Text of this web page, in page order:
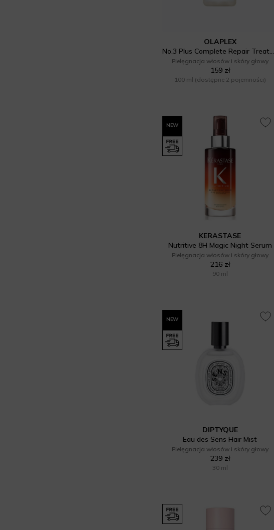
OLAPLEX
No.3 Plus Complete Repair Treatment
Pielęgnacja włosów i skóry głowy
159 zł
100 ml (dostępne 2 pojemności)
NEW
KERASTASE
Nutritive 8H Magic Night Serum
Pielęgnacja włosów i skóry głowy
216 zł
90 ml
NEW
DIPTYQUE
Eau des Sens Hair Mist
Pielęgnacja włosów i skóry głowy
239 zł
30 ml